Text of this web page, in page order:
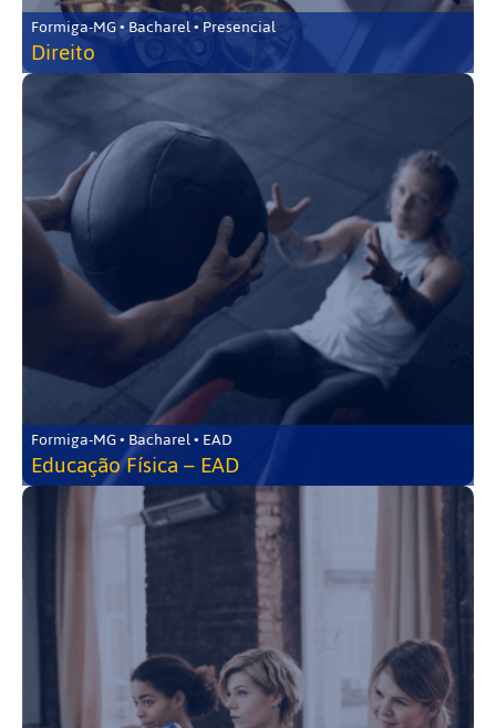
Formiga-MG • Bacharel • Presencial
Direito
Formiga-MG • Bacharel • EAD
Educação Física – EAD